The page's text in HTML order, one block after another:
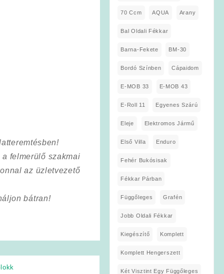
felmerülő szakmai
az üzletvezető
bátran!
70 Ccm AQUA Arany
Bal Oldali Fékkar
Barna-Fekete BM-30
Bordó Színben Cápaidom
E-MOB 33 E-MOB 43
E-Roll 11 Egyenes Szárú
Eleje Elektromos Jármű
Első Villa Enduro
Fehér Bukósisak
Fékkar Párban
Függőleges Grafén
Jobb Oldali Fékkar
Kiegészítő Komplett
Komplett Hengerszett
Két Visztint Egy Függőleges